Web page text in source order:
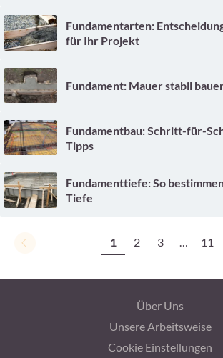
Fundamentarten:
für Ihr Projekt
Fundament: Mauer stabil
Fundamentbau: Schritt-für-
Tipps
Fundamenttiefe: So
Tiefe
1 2 3 … 11
Über Uns
Unsere Arbeitsweise
Cookie Einstellungen